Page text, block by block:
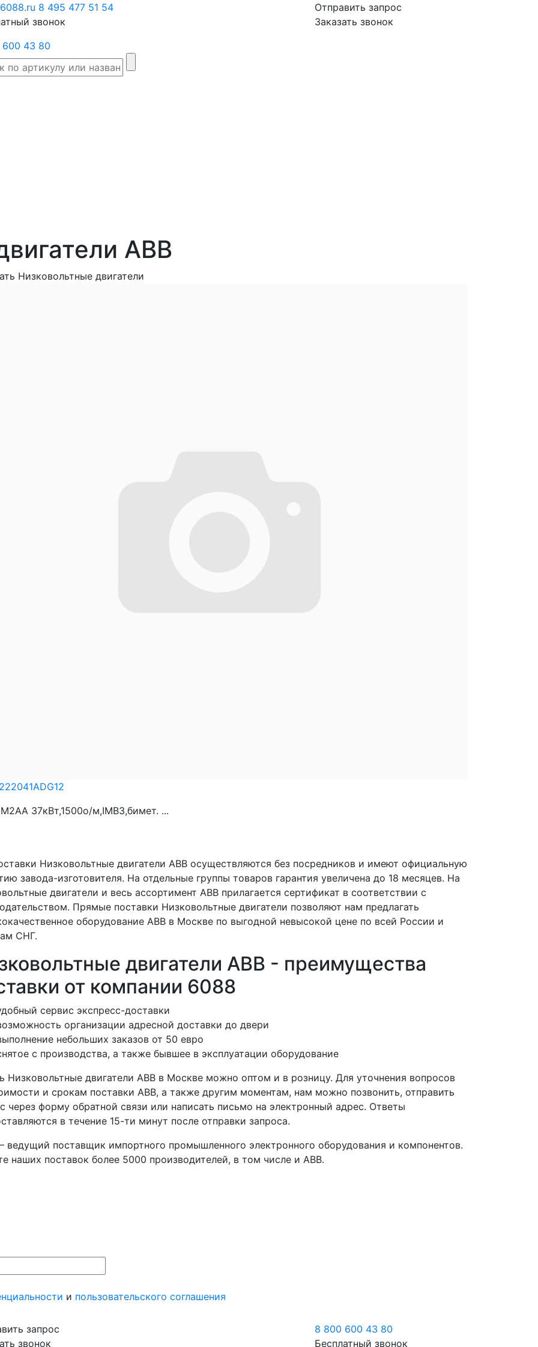
8 495 477 51 54
звонок
43 80
Отправить запрос
Заказать звонок
ABB
Низковольтные двигатели
37кВт,1500о/м,IMB3,бимет. ...
Низковольтные двигатели ABB осуществляются без посредников и имеют официальную
завода-изготовителя. На отдельные группы товаров гарантия увеличена до 18 месяцев. На
двигатели и весь ассортимент ABB прилагается сертификат в соответствии с
Прямые поставки Низковольтные двигатели позволяют нам предлагать
оборудование ABB в Москве по выгодной невысокой цене по всей России и
СНГ.
двигатели ABB - преимущества
от компании 6088
сервис экспресс-доставки
организации адресной доставки до двери
небольших заказов от 50 евро
с производства, а также бывшее в эксплуатации оборудование
Низковольтные двигатели ABB в Москве можно оптом и в розницу. Для уточнения вопросов
и срокам поставки ABB, а также другим моментам, нам можно позвонить, отправить
через форму обратной связи или написать письмо на электронный адрес. Ответы
в течение 15-ти минут после отправки запроса.
ведущий поставщик импортного промышленного электронного оборудования и компонентов.
наших поставок более 5000 производителей, в том числе и ABB.
и пользовательского соглашения
запрос
звонок
8 800 600 43 80
Бесплатный звонок
Заказать
звонок